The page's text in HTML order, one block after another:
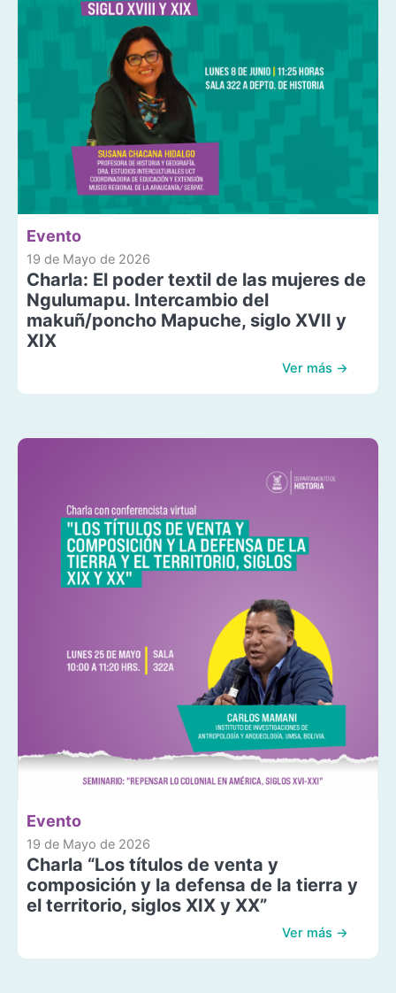
Evento
19 de Mayo de 2026
Charla: El poder textil de las mujeres de
Ngulumapu. Intercambio del
makuñ/poncho Mapuche, siglo XVII y
XIX
Ver más →
Evento
19 de Mayo de 2026
Charla “Los títulos de venta y
composición y la defensa de la tierra y
el territorio, siglos XIX y XX”
Ver más →